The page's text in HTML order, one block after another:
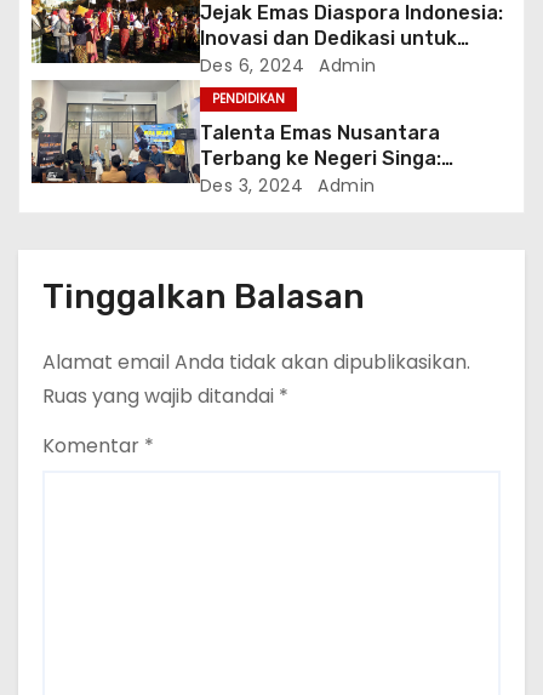
Jejak Emas Diaspora Indonesia:
Inovasi dan Dedikasi untuk
Tanah Air
Des 6, 2024 Admin
PENDIDIKAN
Talenta Emas Nusantara
Terbang ke Negeri Singa:
Indonesia Kehilangan Generasi
Des 3, 2024 Admin
Tinggalkan Balasan
Alamat email Anda tidak akan dipublikasikan.
Ruas yang wajib ditandai *
Komentar *